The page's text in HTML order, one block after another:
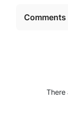
Comments
There